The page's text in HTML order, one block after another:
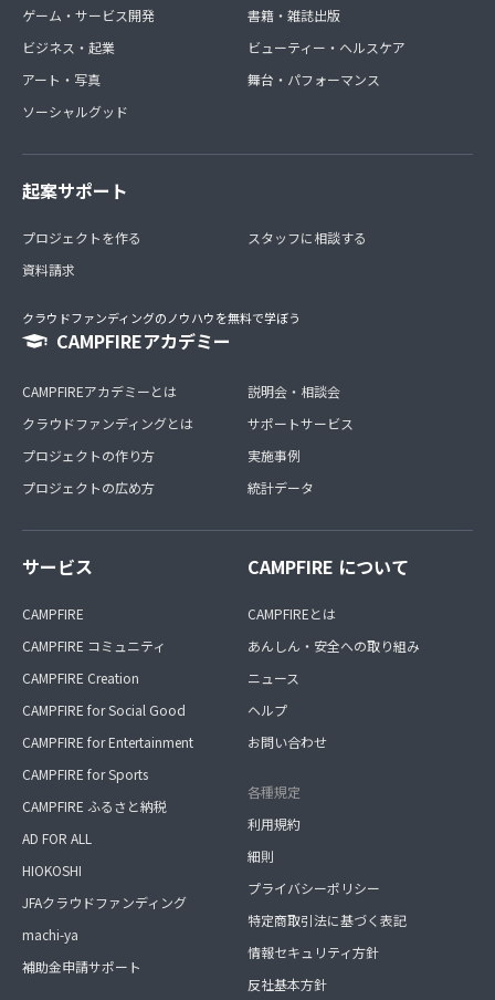
ゲーム・サービス開発
ビジネス・起業
アート・写真
ソーシャルグッド
書籍・雑誌出版
ビューティー・ヘルスケア
舞台・パフォーマンス
起案サポート
プロジェクトを作る
資料請求
スタッフに相談する
クラウドファンディングのノウハウを無料で学ぼう
CAMPFIREアカデミー
CAMPFIREアカデミーとは
クラウドファンディングとは
プロジェクトの作り方
プロジェクトの広め方
説明会・相談会
サポートサービス
実施事例
統計データ
サービス
CAMPFIRE
CAMPFIRE コミュニティ
CAMPFIRE Creation
CAMPFIRE for Social Good
CAMPFIRE for Entertainment
CAMPFIRE for Sports
CAMPFIRE ふるさと納税
AD FOR ALL
HIOKOSHI
JFAクラウドファンディング
machi-ya
補助金申請サポート
CAMPFIRE について
CAMPFIREとは
あんしん・安全への取り組み
ニュース
ヘルプ
お問い合わせ
各種規定
利用規約
細則
プライバシーポリシー
特定商取引法に基づく表記
情報セキュリティ方針
反社基本方針